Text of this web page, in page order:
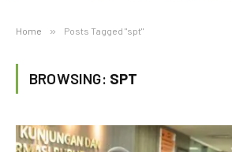
Home » Posts Tagged "spt"
BROWSING: SPT